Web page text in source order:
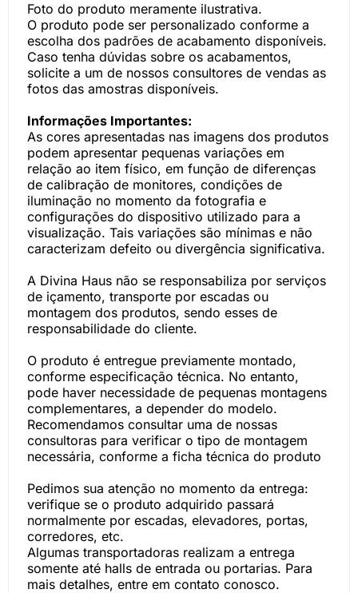
Foto do produto meramente ilustrativa.
O produto pode ser personalizado conforme a
escolha dos padrões de acabamento disponíveis.
Caso tenha dúvidas sobre os acabamentos,
solicite a um de nossos consultores de vendas as
fotos das amostras disponíveis.
Informações Importantes:
As cores apresentadas nas imagens dos produtos
podem apresentar pequenas variações em
relação ao item físico, em função de diferenças
de calibração de monitores, condições de
iluminação no momento da fotografia e
configurações do dispositivo utilizado para a
visualização. Tais variações são mínimas e não
caracterizam defeito ou divergência significativa.
A Divina Haus não se responsabiliza por serviços
de içamento, transporte por escadas ou
montagem dos produtos, sendo esses de
responsabilidade do cliente.
O produto é entregue previamente montado,
conforme especificação técnica. No entanto,
pode haver necessidade de pequenas montagens
complementares, a depender do modelo.
Recomendamos consultar uma de nossas
consultoras para verificar o tipo de montagem
necessária, conforme a ficha técnica do produto
Pedimos sua atenção no momento da entrega:
verifique se o produto adquirido passará
normalmente por escadas, elevadores, portas,
corredores, etc.
Algumas transportadoras realizam a entrega
somente até halls de entrada ou portarias. Para
mais detalhes, entre em contato conosco.